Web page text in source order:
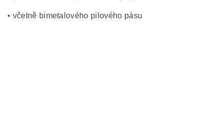
• včetně bimetalového pilového pásu